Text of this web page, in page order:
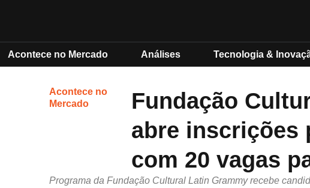
Acontece no Mercado Análises Tecnologia &
Acontece no
Mercado
Fundação
abre inscrições
com 20 vagas
Programa da Fundação Cultural Latin Grammy recebe